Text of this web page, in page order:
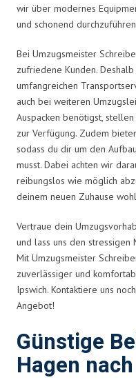
wir über modernes
und schonend
Bei Umzugsmeister
zufriedene Kunden.
umfangreichen
auch bei weiteren
Auspacken benötigst,
zur Verfügung. Zudem
sodass du dir um den
musst. Dabei achten wir
reibungslos wie möglich
deinem neuen Zuhause
Vertraue dein
und lass uns den
Mit Umzugsmeister
zuverlässiger und
Ipswich. Kontaktiere uns
Angebot!
Günstige
Hagen